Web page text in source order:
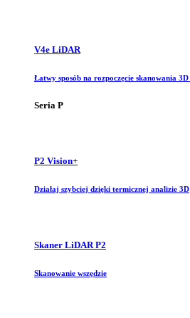
V4e LiDAR
Łatwy sposób na rozpoczęcie skanowania 3D
Seria P
P2 Vision+
Działaj szybciej dzięki termicznej analizie 3D
Skaner LiDAR P2
Skanowanie wszędzie